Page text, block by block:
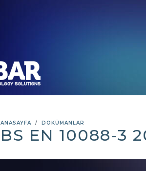
ANASAYFA DOKÜMANLAR
BS EN 10088-3